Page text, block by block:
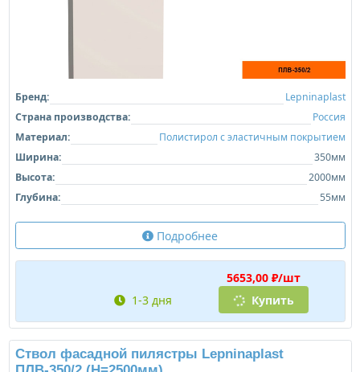
Бренд:
Lepninaplast
Страна производства:
Россия
Материал:
Полистирол с эластичным покрытием
Ширина:
350мм
Высота:
2000мм
Глубина:
55мм
Подробнее
5653,00 ₽/шт
1-3 дня
Купить
Ствол фасадной пилястры Lepninaplast